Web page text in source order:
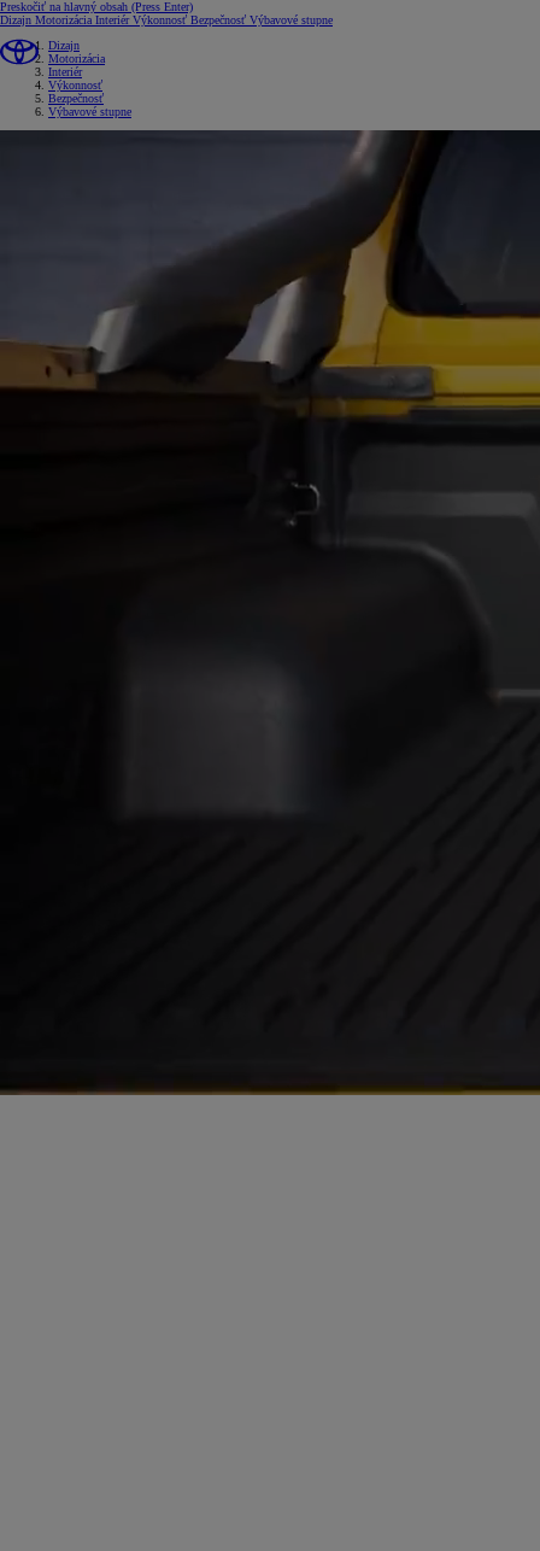
Preskočiť na hlavný obsah (Press Enter)
Dizajn Motorizácia InteriérVýkonnosť Bezpečnosť Výbavové stupne
Dizajn
Motorizácia
Interiér
Výkonnosť
Bezpečnosť
Výbavové stupne